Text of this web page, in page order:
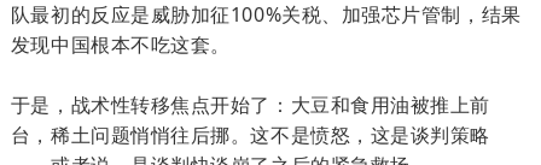
队最初的反应是威胁加征100%关税、加强芯片管制，结果
发现中国根本不吃这套。
于是，战术性转移焦点开始了：大豆和食用油被推上前
台，稀土问题悄悄往后挪。这不是愤怒，这是谈判策略